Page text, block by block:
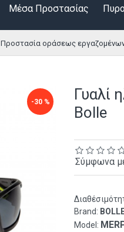
Μέσα Προστασίας
Προστασία οράσεως
-30 %
Γυαλί
Bolle
Brand:
Model:
Σύμφωνα